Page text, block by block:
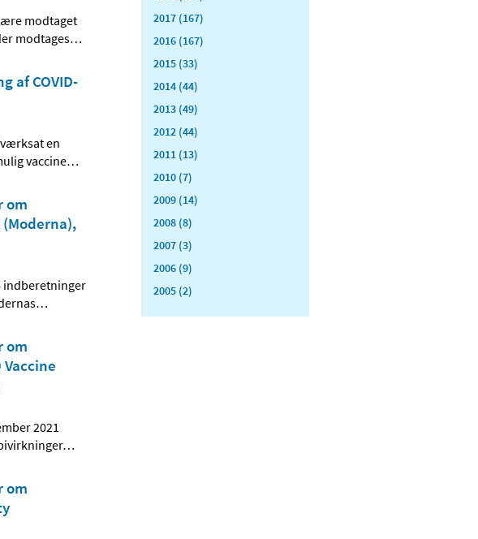
modtaget
modtages…
af COVID-
en
vaccine…
om
indberetninger
…
om
2021
…
om
2017 (167)
2016 (167)
2015 (33)
2014 (44)
2013 (49)
2012 (44)
2011 (13)
2010 (7)
2009 (14)
2008 (8)
2007 (3)
2006 (9)
2005 (2)